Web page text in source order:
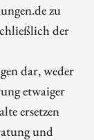
zu
der
dar, weder
etwaiger
ersetzen
und